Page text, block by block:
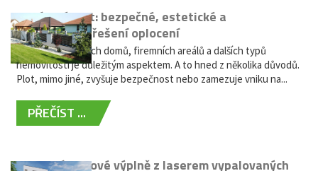
Hliníkový plot: bezpečné, estetické a
bezúdržbové řešení oplocení
Oplocení rodinných domů, firemních areálů a dalších typů
nemovitostí je důležitým aspektem. A to hned z několika důvodů.
Plot, mimo jiné, zvyšuje bezpečnost nebo zamezuje vniku na...
PŘEČÍST ...
Moderní plotové výplně z laserem vypalovaných